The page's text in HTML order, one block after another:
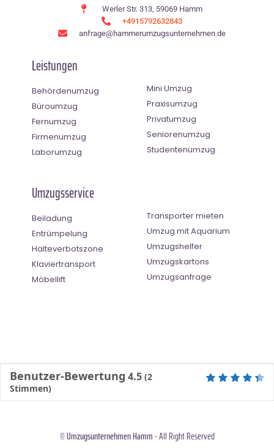
Werler Str. 313, 59069 Hamm
+4915792632843
anfrage@hammerumzugsunternehmen.de
Leistungen
Behördenumzug
Büroumzug
Fernumzug
Firmenumzug
Laborumzug
Mini Umzug
Praxisumzug
Privatumzug
Seniorenumzug
Studentenumzug
Umzugsservice
Beiladung
Entrümpelung
Halteverbotszone
Klaviertransport
Möbellift
Transporter mieten
Umzug mit Aquarium
Umzugshelfer
Umzugskartons
Umzugsanfrage
Benutzer-Bewertung 4.5 (2
Stimmen)
©Umzugsunternehmen Hamm - All Right Reserved